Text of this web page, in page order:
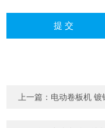
上一篇： 电动卷板机 镀